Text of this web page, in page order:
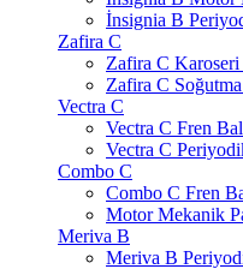
İnsignia B
Zafira C
Zafira C
Zafira C
Vectra C
Vectra C Fren
Vectra C
Combo C
Combo C Fren
Motor Mekanik
Meriva B
Meriva B